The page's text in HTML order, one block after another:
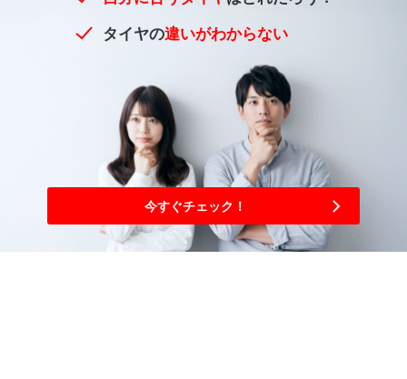
タイヤの違いがわからない
今すぐチェック！